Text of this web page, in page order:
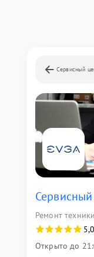
Сервисный
Ремонт
5,0
Открыто до